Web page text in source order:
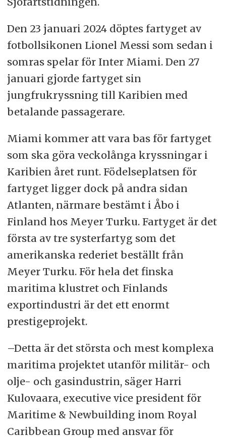
Den 23 januari 2024 döptes fartyget av
fotbollsikonen Lionel Messi som sedan i
somras spelar för Inter Miami. Den 27
januari gjorde fartyget sin
jungfrukryssning till Karibien med
betalande passagerare.
Miami kommer att vara bas för fartyget
som ska göra veckolånga kryssningar i
Karibien året runt. Födelseplatsen för
fartyget ligger dock på andra sidan
Atlanten, närmare bestämt i Åbo i
Finland hos Meyer Turku. Fartyget är det
första av tre systerfartyg som det
amerikanska rederiet beställt från
Meyer Turku. För hela det finska
maritima klustret och Finlands
exportindustri är det ett enormt
prestigeprojekt.
–Detta är det största och mest komplexa
maritima projektet utanför militär- och
olje- och gasindustrin, säger Harri
Kulovaara, executive vice president för
Maritime & Newbuilding inom Royal
Caribbean Group med ansvar för